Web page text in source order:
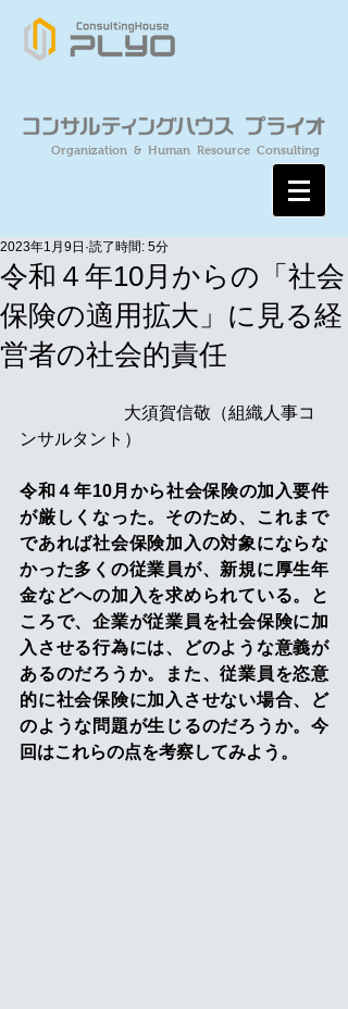
Organization & Human Resource Consulting
令和４年10月からの「社会
保険の適用拡大」に見る経
営者の社会的責任
2023年1月9日 読了時間: 5分
大須賀信敬（組織人事コ
ンサルタント）
令和４年10月から社会保険の加入要件
が厳しくなった。そのため、これまで
であれば社会保険加入の対象にならな
かった多くの従業員が、新規に厚生年
金などへの加入を求められている。と
ころで、企業が従業員を社会保険に加
入させる行為には、どのような意義が
あるのだろうか。また、従業員を恣意
的に社会保険に加入させない場合、ど
のような問題が生じるのだろうか。今
回はこれらの点を考察してみよう。